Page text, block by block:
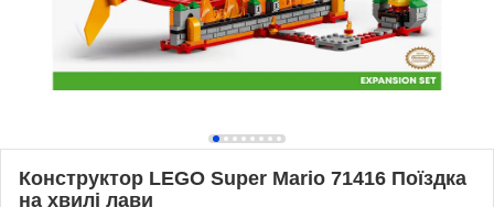
Конструктор LEGO Super Mario 71416 Поїздка
на хвилі лави